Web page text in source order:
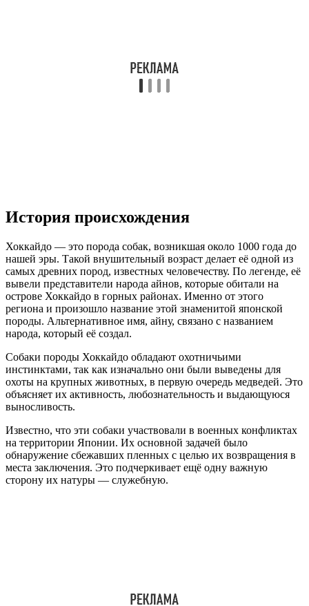
История происхождения
Хоккайдо — это порода собак, возникшая около 1000 года до
нашей эры. Такой внушительный возраст делает её одной из
самых древних пород, известных человечеству. По легенде, её
вывели представители народа айнов, которые обитали на
острове Хоккайдо в горных районах. Именно от этого
региона и произошло название этой знаменитой японской
породы. Альтернативное имя, айну, связано с названием
народа, который её создал.
Собаки породы Хоккайдо обладают охотничьими
инстинктами, так как изначально они были выведены для
охоты на крупных животных, в первую очередь медведей. Это
объясняет их активность, любознательность и выдающуюся
выносливость.
Известно, что эти собаки участвовали в военных конфликтах
на территории Японии. Их основной задачей было
обнаружение сбежавших пленных с целью их возвращения в
места заключения. Это подчеркивает ещё одну важную
сторону их натуры — служебную.